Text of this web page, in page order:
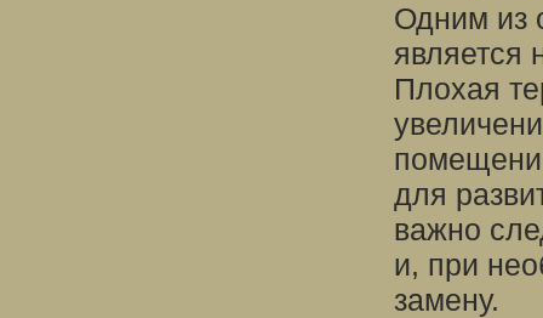
Одним из
является
Плохая
для
важно
и, при
замену.